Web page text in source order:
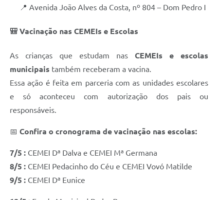
📍 Avenida João Alves da Costa, nº 804 – Dom Pedro I
🎒 Vacinação nas CEMEIs e Escolas
As crianças que estudam nas CEMEIs e escolas
municipais também receberam a vacina.
Essa ação é feita em parceria com as unidades escolares
e só aconteceu com autorização dos pais ou
responsáveis.
📅 Confira o cronograma de vacinação nas escolas:
7/5 : CEMEI Dª Dalva e CEMEI Mª Germana
8/5 : CEMEI Pedacinho do Céu e CEMEI Vovó Matilde
9/5 : CEMEI Dª Eunice